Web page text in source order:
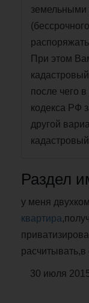
земельными
При этом
после чего
кодекса РФ
другой
Раздел
у меня
квартира
расчитывать,в
30 июля